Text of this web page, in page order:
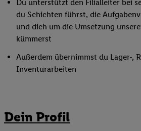
Du unterstützt den Filialleiter bei
du Schichten führst, die
und dich um die Umsetzung
kümmerst
Außerdem übernimmst du Lager-,
Inventurarbeiten
Dein Profil